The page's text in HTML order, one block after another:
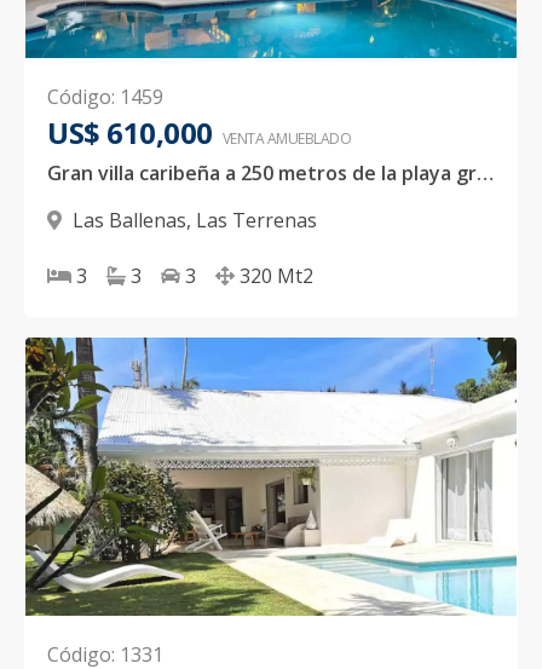
Código: 1459
US$ 610,000 VENTA AMUEBLADO
Gran villa caribeña a 250 metros de la playa gran villa familiar en perfecto estado totalmente firme sin ningún vis vis
Las Ballenas, Las Terrenas
3 3 3 320 Mt2
Código: 1331